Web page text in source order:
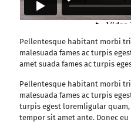
Pellentesque habitant morbi
malesuada fames ac turpis
amet suada fames ac turpis
Pellentesque habitant morbi
malesuada fames ac turpis
turpis egest loremligular
tempor sit amet ante. Donec